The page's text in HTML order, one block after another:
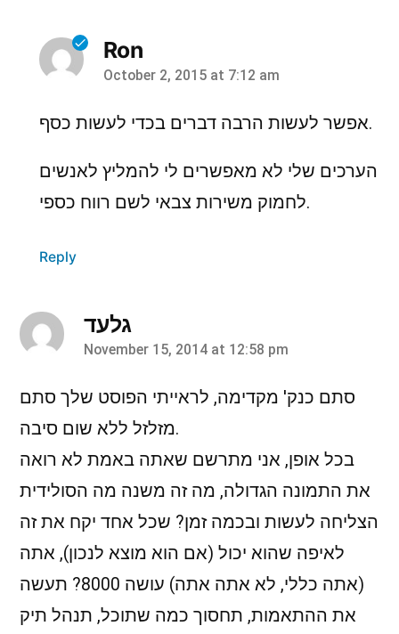
Ron
says:
October 2, 2015 at 7:12 am
אפשר לעשות הרבה דברים בכדי לעשות כסף.
הערכים שלי לא מאפשרים לי להמליץ לאנשים
לחמוק משירות צבאי לשם רווח כספי.
Reply
גלעד
says:
November 15, 2014 at 12:58 pm
סתם כנק' מקדימה, לראייתי הפוסט שלך סתם
מזלזל ללא שום סיבה.
בכל אופן, אני מתרשם שאתה באמת לא רואה
את התמונה הגדולה, מה זה משנה מה הסולידית
הצליחה לעשות ובכמה זמן? שכל אחד יקח את זה
לאיפה שהוא יכול (אם הוא מוצא לנכון), אתה
(אתה כללי, לא אתה אתה) עושה 8000? תעשה
את ההתאמות, תחסוך כמה שתוכל, תנהל תיק